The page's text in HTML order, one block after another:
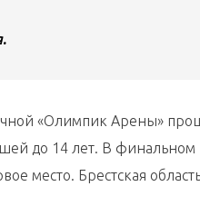
«Олимпик Арены»
до 14 лет. В финальном
место. Брестская